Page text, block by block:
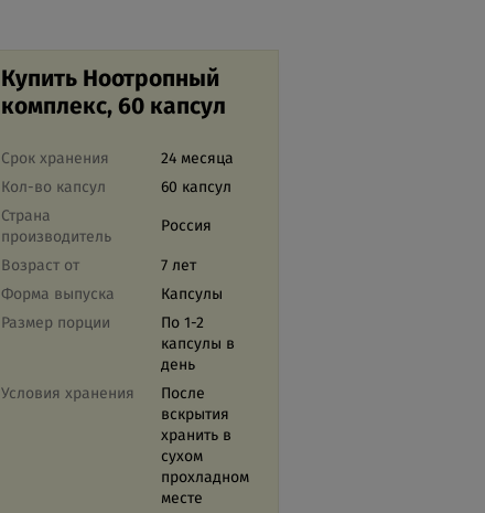
Купить Ноотропный
комплекс, 60 капсул
Срок хранения
24 месяца
Кол-во капсул
60 капсул
Страна
производитель
Россия
Возраст от
7 лет
Форма выпуска
Капсулы
Размер порции
По 1-2
капсулы в
день
Условия хранения
После
вскрытия
хранить в
сухом
прохладном
месте